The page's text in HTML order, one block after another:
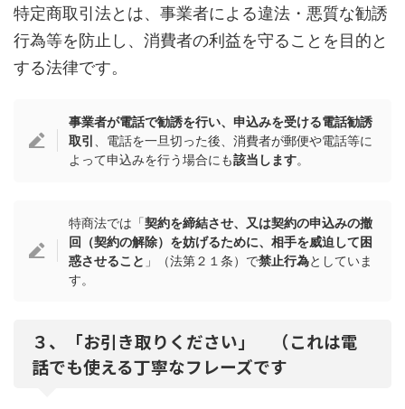
特定商取引法とは、事業者による違法・悪質な勧誘
行為等を防止し、消費者の利益を守ることを目的と
する法律です。
事業者が電話で勧誘を行い、申込みを受ける電話勧誘
取引
、電話を一旦切った後、消費者が郵便や電話等に
よって申込みを行う場合にも該当します。
特商法では「契約を締結させ、又は契約の申込みの撤
回（契約の解除）を妨げるために、相手を威迫して困
惑させること 」（法第２１条）で禁止行為としていま
す。
３、「お引き取りください」 （これは電
話でも使える丁寧なフレーズです